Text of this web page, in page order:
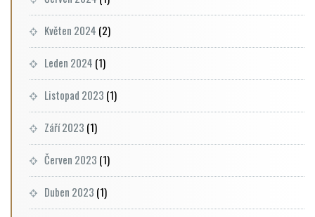
Květen 2024 (2)
Leden 2024 (1)
Listopad 2023 (1)
Září 2023 (1)
Červen 2023 (1)
Duben 2023 (1)